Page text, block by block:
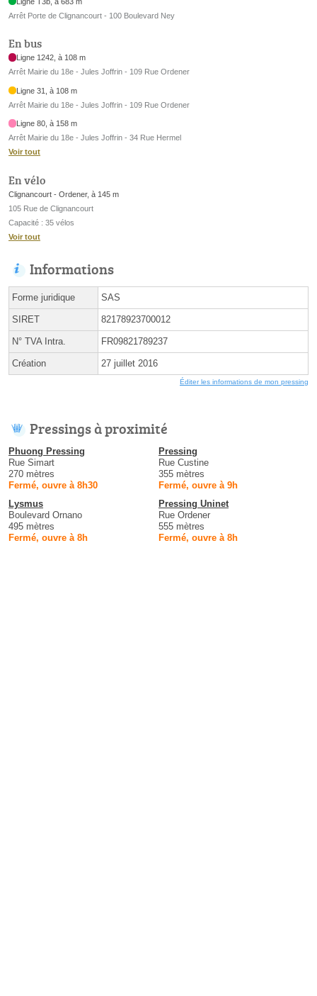
Arrêt Porte de Clignancourt - 100 Boulevard Ney
En bus
Ligne 1242, à 108 m
Arrêt Mairie du 18e - Jules Joffrin - 109 Rue Ordener
Ligne 31, à 108 m
Arrêt Mairie du 18e - Jules Joffrin - 109 Rue Ordener
Ligne 80, à 158 m
Arrêt Mairie du 18e - Jules Joffrin - 34 Rue Hermel
Voir tout
En vélo
Clignancourt - Ordener, à 145 m
105 Rue de Clignancourt
Capacité : 35 vélos
Voir tout
Informations
Forme juridique SAS
SIRET 82178923700012
N° TVA Intra. FR09821789237
Création 27 juillet 2016
Éditer les informations de mon pressing
Pressings à proximité
Phuong Pressing
Rue Simart
270 mètres
Fermé, ouvre à 8h30
Pressing
Rue Custine
355 mètres
Fermé, ouvre à 9h
Lysmus
Boulevard Ornano
495 mètres
Fermé, ouvre à 8h
Pressing Uninet
Rue Ordener
555 mètres
Fermé, ouvre à 8h